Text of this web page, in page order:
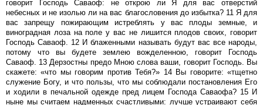
говорит Господь Саваоф: не открою ли Я для вас отверстий
небесных и не изолью ли на вас благословения до избытка? 11 Я для
вас запрещу пожирающим истреблять у вас плоды земные, и
виноградная лоза на поле у вас не лишится плодов своих, говорит
Господь Саваоф. 12 И блаженными называть будут вас все народы,
потому что вы будете землею вожделенною, говорит Господь
Саваоф. 13 Дерзостны предо Мною слова ваши, говорит Господь. Вы
скажете: «что мы говорим против Тебя?» 14 Вы говорите: «тщетно
служение Богу, и что пользы, что мы соблюдали постановления Его
и ходили в печальной одежде пред лицем Господа Саваофа? 15 И
ныне мы считаем надменных счастливыми: лучше устраивают себя